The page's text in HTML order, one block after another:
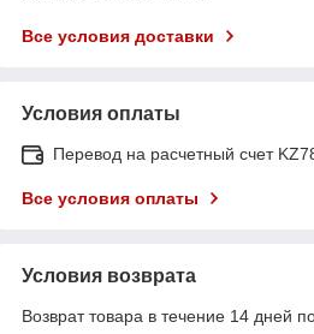
Все условия доставки
Условия оплаты
Перевод на расчетный счет
Все условия оплаты
Условия возврата
Возврат товара в течение 14 дней